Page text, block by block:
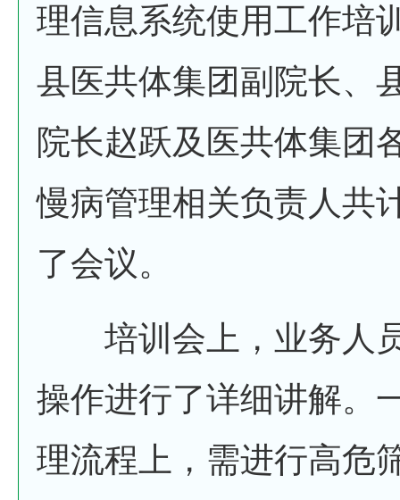
理信息系统使用工作培
县医共体集团副院长、
院长赵跃及医共体集团
慢病管理相关负责人共
了会议。
培训会上，业务人
操作进行了详细讲解。
理流程上，需进行高危